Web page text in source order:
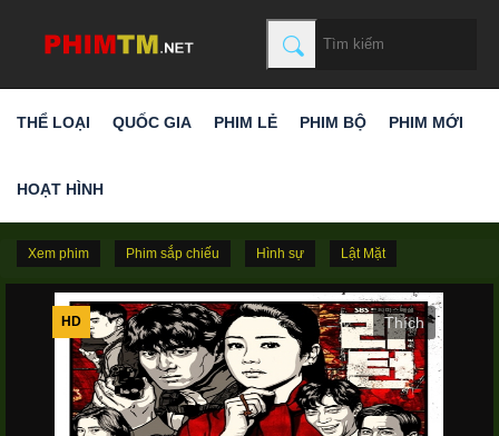
THỂ LOẠI QUỐC GIA PHIM LẺ PHIM BỘ PHIM MỚI
HOẠT HÌNH
Xem phim Phim sắp chiếu Hình sự Lật Mặt
HD